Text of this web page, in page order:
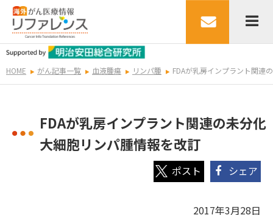
HOME がん記事一覧 血液腫瘍 リンパ腫 FDAが乳房インプラント関連
FDAが乳房インプラント関連の未分化
大細胞リンパ腫情報を改訂
シェア
2017年3月28日